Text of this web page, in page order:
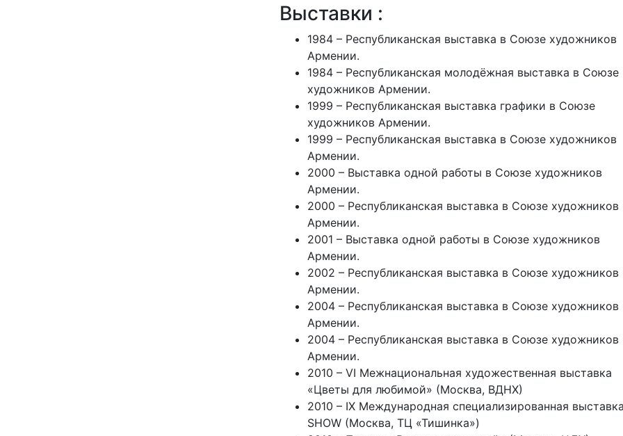
Выставки :
1984 – Республиканская выставка в Союзе художников
Армении.
1984 – Республиканская молодёжная выставка в Союзе
художников Армении.
1999 – Республиканская выставка графики в Союзе
художников Армении.
1999 – Республиканская выставка в Союзе художников
Армении.
2000 – Выставка одной работы в Союзе художников
Армении.
2000 – Республиканская выставка в Союзе художников
Армении.
2001 – Выставка одной работы в Союзе художников
Армении.
2002 – Республиканская выставка в Союзе художников
Армении.
2004 – Республиканская выставка в Союзе художников
Армении.
2004 – Республиканская выставка в Союзе художников
Армении.
2010 – VI Межнациональная художественная выставка
«Цветы для любимой» (Москва, ВДНХ)
2010 – IX Международная специализированная
SHOW (Москва, ТЦ «Тишинка»)